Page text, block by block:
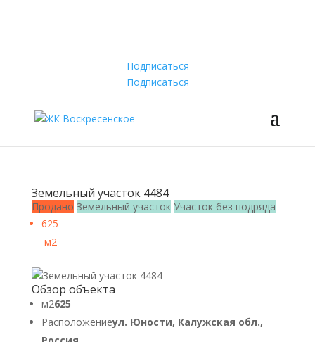
Подписаться
Подписаться
Земельный участок 4484
Продано Земельный участок Участок без подряда
625
м2
Обзор объекта
м2625
Расположениеул. Юности, Калужская обл.,